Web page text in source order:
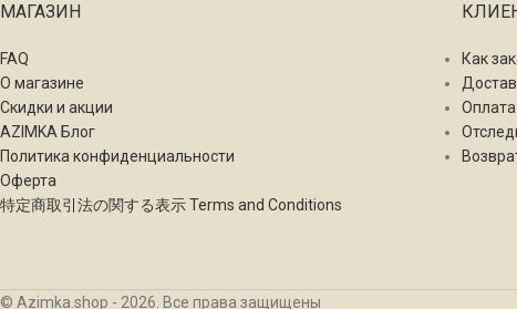
МАГАЗИН
FAQ
О магазине
Скидки и акции
AZIMKA Блог
Политика конфиденциальности
Оферта
特定商取引法の関する表示 Terms and Conditions
Как
Оплата
© Azimka.shop - 2026. Все права защищены